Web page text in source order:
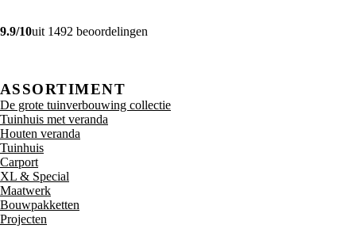
9.9/10uit 1492 beoordelingen
ASSORTIMENT
De grote tuinverbouwing collectie
Tuinhuis met veranda
Houten veranda
Tuinhuis
Carport
XL & Special
Maatwerk
Bouwpakketten
Projecten